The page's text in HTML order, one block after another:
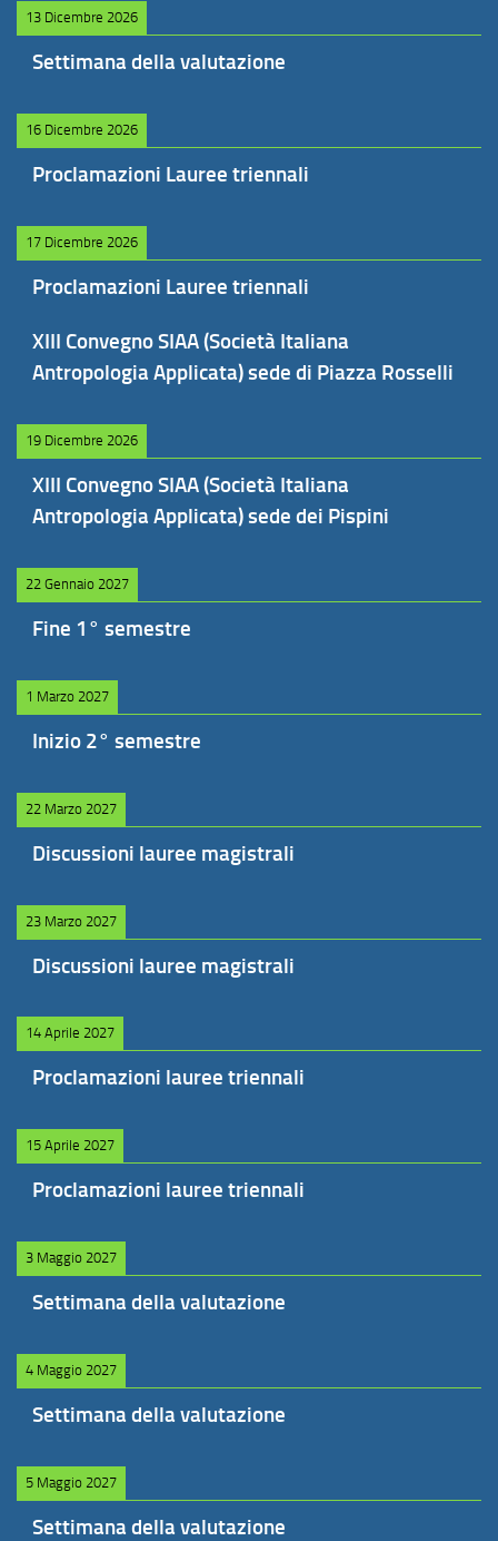
13 Dicembre 2026
Settimana della valutazione
16 Dicembre 2026
Proclamazioni Lauree triennali
17 Dicembre 2026
Proclamazioni Lauree triennali
XIII Convegno SIAA (Società Italiana
Antropologia Applicata) sede di Piazza Rosselli
19 Dicembre 2026
XIII Convegno SIAA (Società Italiana
Antropologia Applicata) sede dei Pispini
22 Gennaio 2027
Fine 1° semestre
1 Marzo 2027
Inizio 2° semestre
22 Marzo 2027
Discussioni lauree magistrali
23 Marzo 2027
Discussioni lauree magistrali
14 Aprile 2027
Proclamazioni lauree triennali
15 Aprile 2027
Proclamazioni lauree triennali
3 Maggio 2027
Settimana della valutazione
4 Maggio 2027
Settimana della valutazione
5 Maggio 2027
Settimana della valutazione